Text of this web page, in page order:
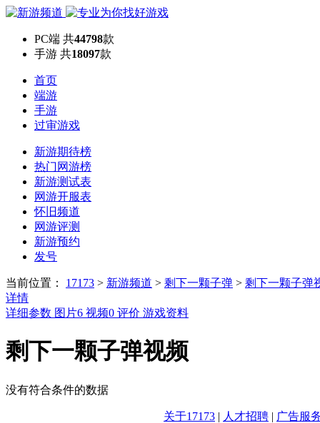
PC端 共44798款
手游 共18097款
首页
端游
手游
过审游戏
新游期待榜
热门网游榜
新游测试表
网游开服表
怀旧频道
网游评测
新游预约
发号
当前位置： 17173 > 新游频道 > 剩下一颗子弹 > 剩下一颗子弹
详情
详细参数 图片6 视频0 评价 游戏资料
剩下一颗子弹视频
没有符合条件的数据
关于17173 | 人才招聘 | 广告服